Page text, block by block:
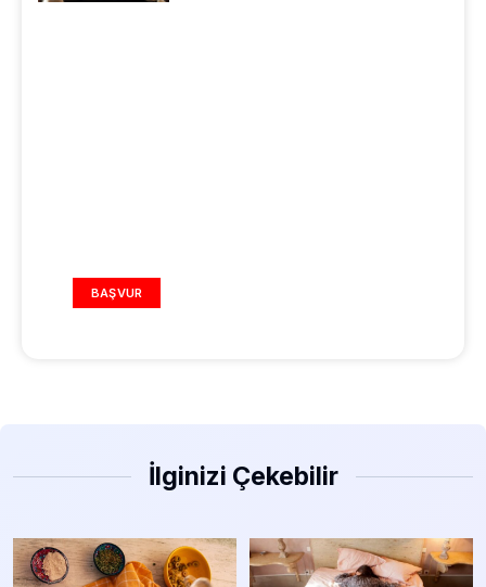
BAŞVUR
İlginizi Çekebilir